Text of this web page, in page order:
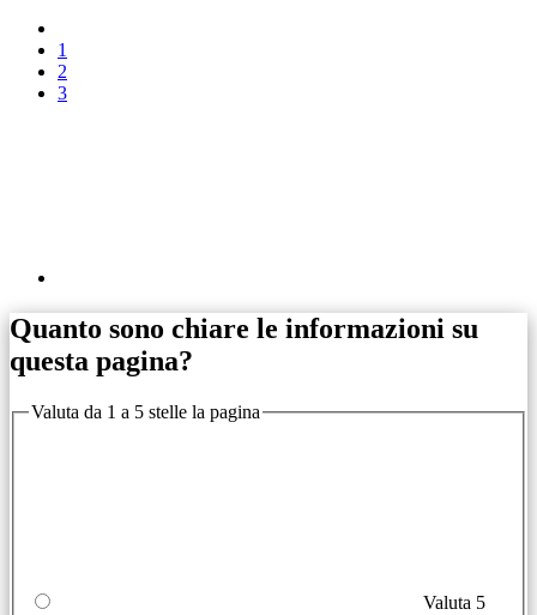
1
2
3
Quanto sono chiare le informazioni su
questa pagina?
Valuta da 1 a 5 stelle la pagina
Valuta 5